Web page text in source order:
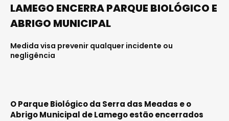
LAMEGO ENCERRA PARQUE BIOLÓGICO E
ABRIGO MUNICIPAL
Medida visa prevenir qualquer incidente ou
negligência
O Parque Biológico da Serra das Meadas e o
Abrigo Municipal de Lamego estão encerrados